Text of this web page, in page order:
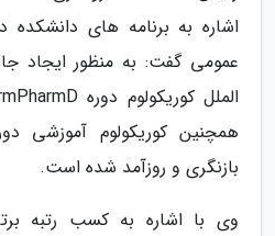
اشاره به برنامه های دانشکده
عمومی گفت: به منظور ایجاد
همچنین کوریکولوم آموزشی
بازنگری و روزآمد شده است.
وی با اشاره به کسب رتبه